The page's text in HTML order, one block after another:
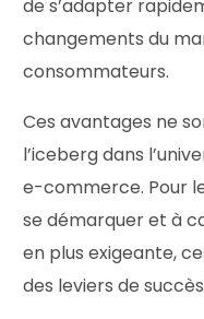
de s’adapter
changements du
consommateurs.
Ces avantages ne
l’iceberg dans
e-commerce. Pour
se démarquer et à
en plus exigeante,
des leviers de